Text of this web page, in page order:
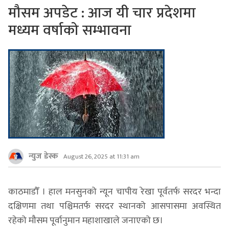
मौसम अपडेट : आज यी चार प्रदेशमा
मध्यम वर्षाको सम्भावना
न्युज डेस्क August 26, 2025 at 11:31 am
काठमाडौँ । हाल मनसुनको न्यून चापीय रेखा पूर्वतर्फ सरदर भन्दा
दक्षिणमा तथा पश्चिमतर्फ सरदर स्थानको आसपासमा अवस्थित
रहेको मौसम पूर्वानुमान महाशाखाले जनाएको छ।